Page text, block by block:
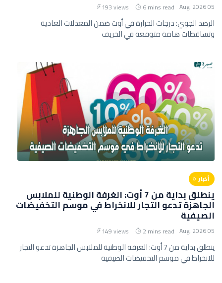
05 Aug, 2026
6 mins read
193 views
الرصد الجوي: درجات الحرارة في أوت ضمن المعدلات العادية
وتساقطات هامة متوقعة في الخريف
أخبار
ينطلق بداية من 7 أوت: الغرفة الوطنية للملابس
الجاهزة تدعو التجار للانخراط في موسم التخفيضات
الصيفية
05 Aug, 2026
2 mins read
149 views
ينطلق بداية من 7 أوت: الغرفة الوطنية للملابس الجاهزة تدعو التجار
للانخراط في موسم التخفيضات الصيفية